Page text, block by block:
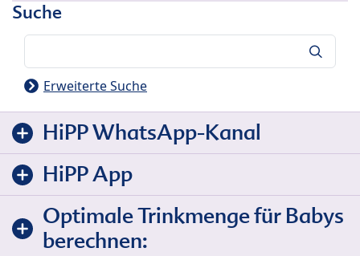
Suche
Erweiterte Suche
HiPP WhatsApp-Kanal
HiPP App
Optimale Trinkmenge für Babys
berechnen: